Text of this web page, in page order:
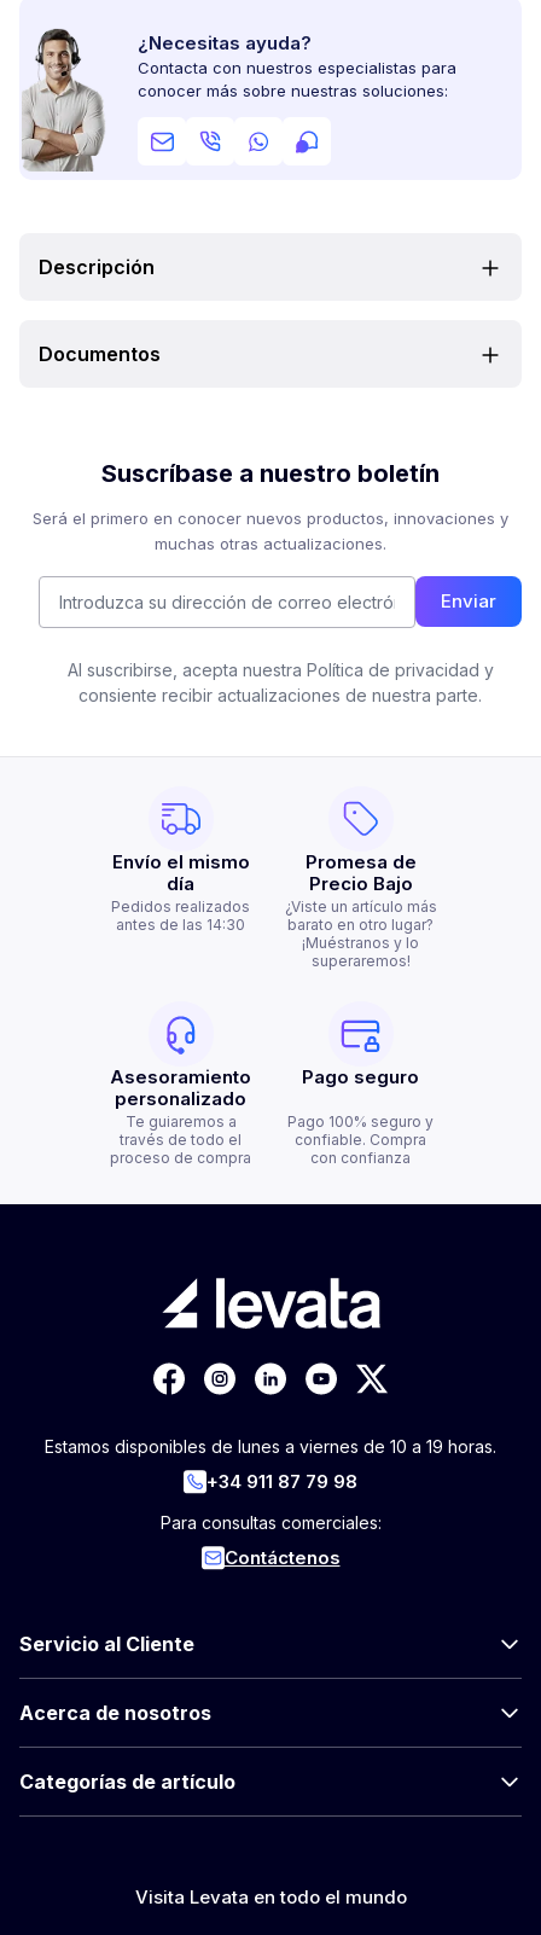
¿Necesitas ayuda?
Contacta con nuestros especialistas para
conocer más sobre nuestras soluciones:
Descripción
Documentos
Suscríbase a nuestro boletín
Será el primero en conocer nuevos productos, innovaciones y
muchas otras actualizaciones.
Enviar
Al suscribirse, acepta nuestra Política de privacidad y
consiente recibir actualizaciones de nuestra parte.
Envío el mismo
día
Pedidos realizados
antes de las 14:30
Promesa de
Precio Bajo
¿Viste un artículo más
barato en otro lugar?
¡Muéstranos y lo
superaremos!
Asesoramiento
personalizado
Te guiaremos a
través de todo el
proceso de compra
Pago seguro
Pago 100% seguro y
confiable. Compra
con confianza
Estamos disponibles de lunes a viernes de 10 a 19 horas.
+34 911 87 79 98
Para consultas comerciales:
Contáctenos
Servicio al Cliente
Acerca de nosotros
Categorías de artículo
Visita Levata en todo el mundo